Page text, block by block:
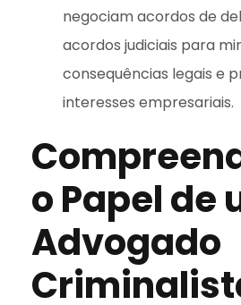
negociam acordos de
acordos judiciais para
consequências legais e
interesses empresariais.
o Papel de
Advogado